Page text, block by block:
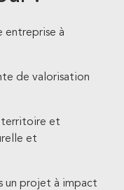
entreprise à
de valorisation
territoire et
et
un projet à impact